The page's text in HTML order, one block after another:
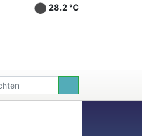
28.2 ℃